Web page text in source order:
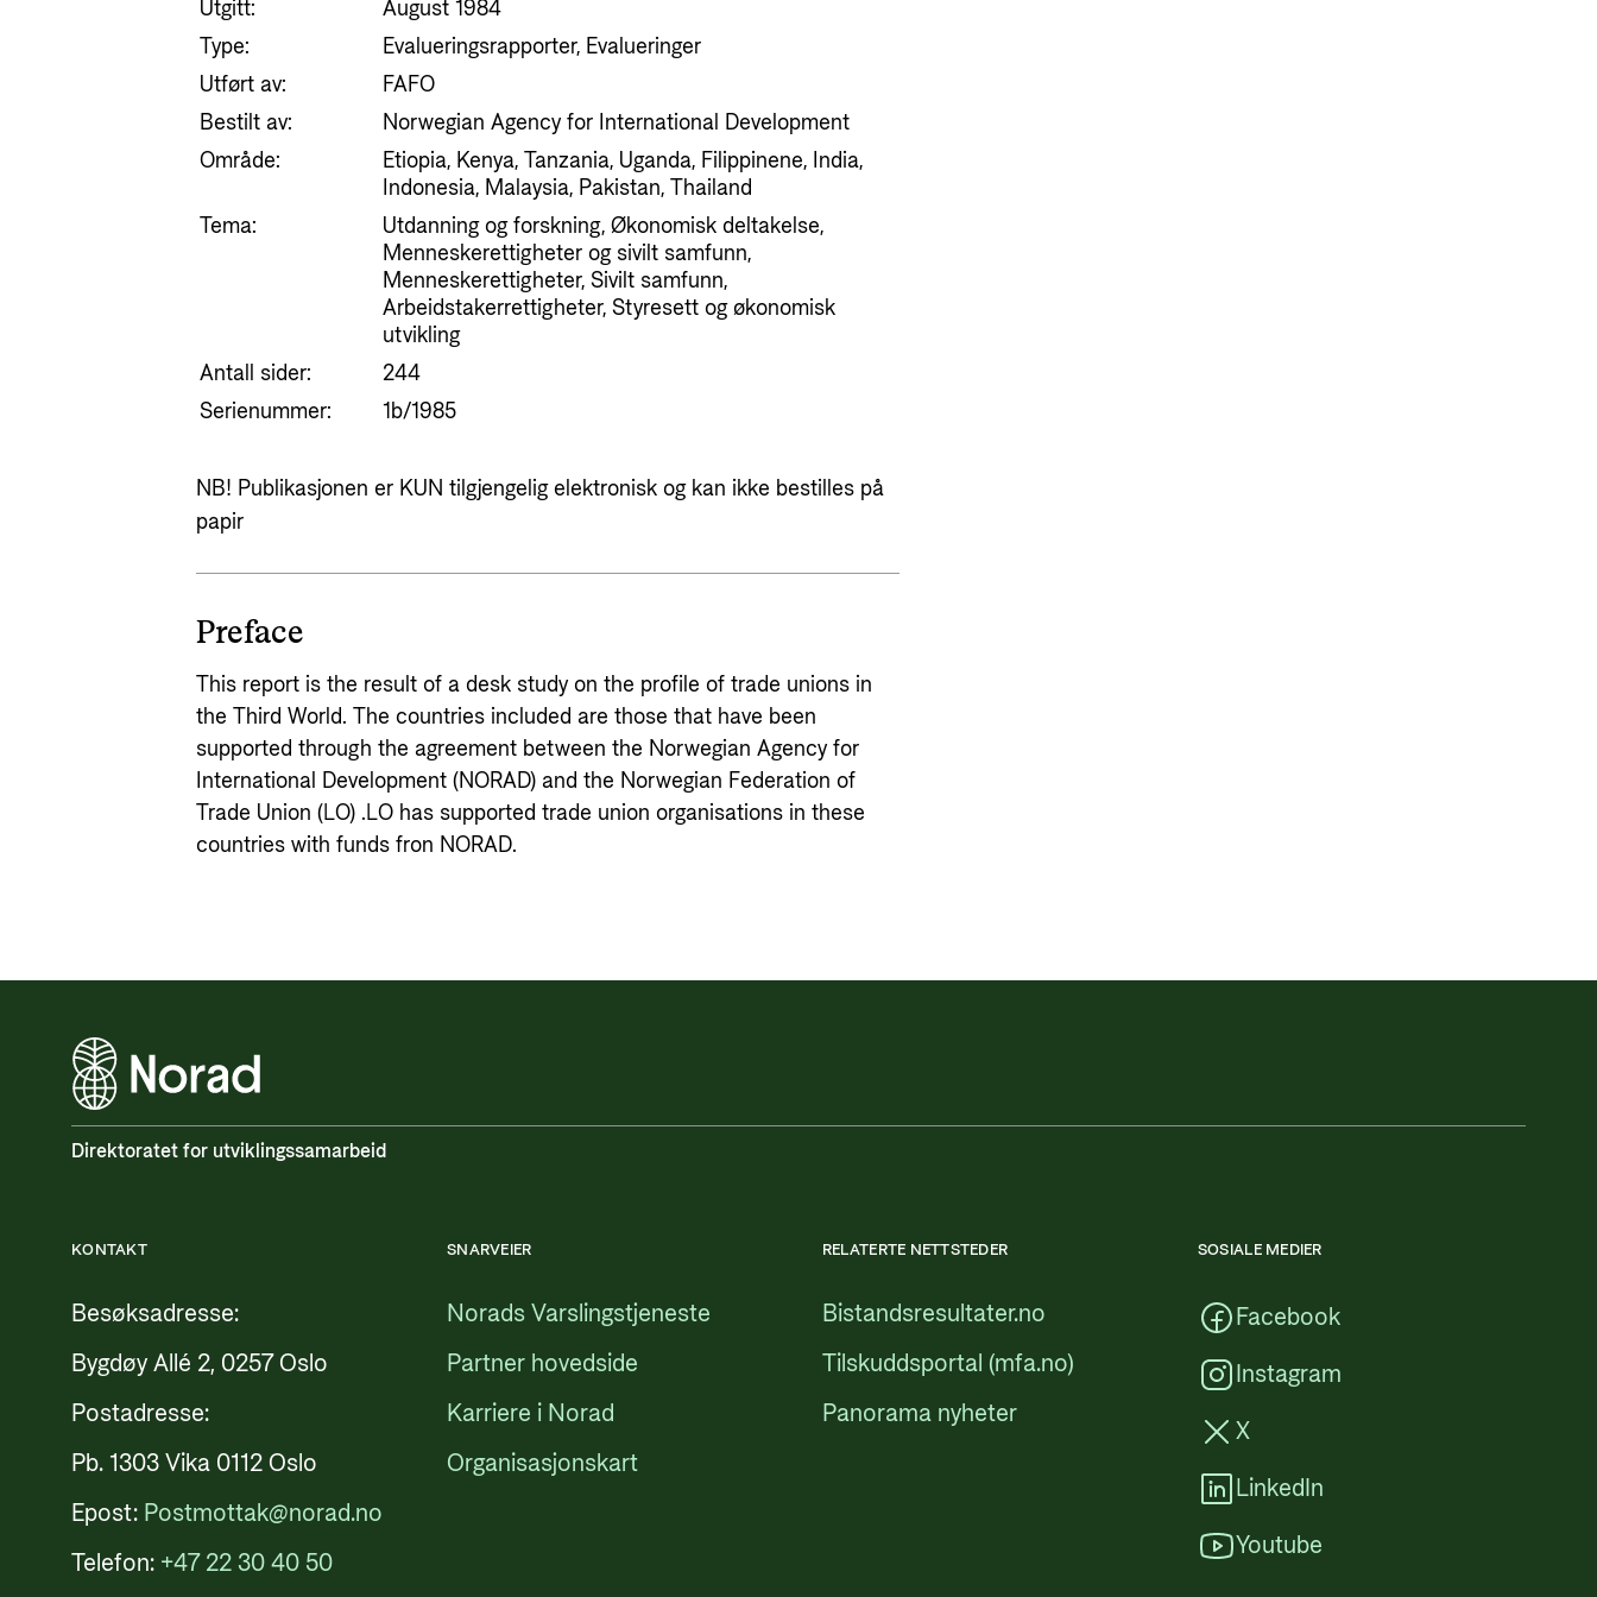
Utgitt:
August 1984
Type:
Evalueringsrapporter, Evalueringer
Utført av:
FAFO
Bestilt av:
Norwegian Agency for International Development
Område:
Etiopia, Kenya, Tanzania, Uganda, Filippinene, India,
Indonesia, Malaysia, Pakistan, Thailand
Tema:
Utdanning og forskning, Økonomisk deltakelse,
Menneskerettigheter og sivilt samfunn,
Menneskerettigheter, Sivilt samfunn,
Arbeidstakerrettigheter, Styresett og økonomisk
utvikling
Antall sider:
244
Serienummer:
1b/1985
NB! Publikasjonen er KUN tilgjengelig elektronisk og kan ikke bestilles på
papir
Preface
This report is the result of a desk study on the profile of trade unions in
the Third World. The countries included are those that have been
supported through the agreement between the Norwegian Agency for
International Development (NORAD) and the Norwegian Federation of
Trade Union (LO) .LO has supported trade union organisations in these
countries with funds fron NORAD.
Direktoratet for utviklingssamarbeid
KONTAKT
Besøksadresse:
Bygdøy Allé 2, 0257 Oslo
Postadresse:
Pb. 1303 Vika 0112 Oslo
Epost: Postmottak@norad.no
Telefon: +47 22 30 40 50
SNARVEIER
Norads Varslingstjeneste
Partner hovedside
Karriere i Norad
Organisasjonskart
RELATERTE NETTSTEDER
Bistandsresultater.no
Tilskuddsportal (mfa.no)
Panorama nyheter
SOSIALE MEDIER
Facebook
Instagram
X
LinkedIn
Youtube